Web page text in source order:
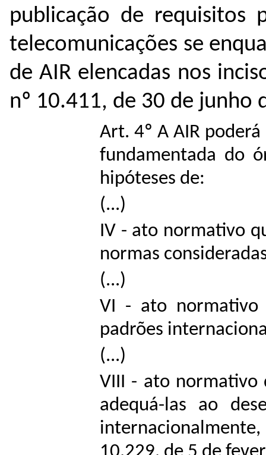
publicação de requisitos
telecomunicações se
de AIR elencadas nos
nº 10.411, de 30 de junho
Art. 4º A AIR
fundamentada do
hipóteses de:
(...)
IV - ato normativo
normas
(...)
VI - ato normativo
padrões
(...)
VIII - ato normativo
adequá-las ao